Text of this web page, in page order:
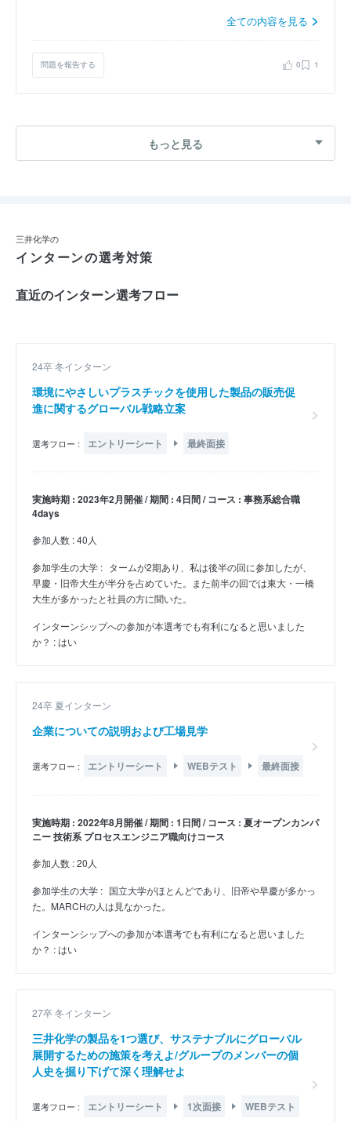
全ての内容を見る
問題を報告する 0 1
もっと見る
三井化学の
インターンの選考対策
直近のインターン選考フロー
24卒 冬インターン
環境にやさしいプラスチックを使用した製品の販売促
進に関するグローバル戦略立案
選考フロー : エントリーシート 最終面接
実施時期 : 2023年2月開催 / 期間 : 4日間 / コース : 事務系総合職
4days
参加人数 : 40人
参加学生の大学 : タームが2期あり、私は後半の回に参加したが、
早慶・旧帝大生が半分を占めていた。また前半の回では東大・一橋
大生が多かったと社員の方に聞いた。
インターンシップへの参加が本選考でも有利になると思いました
か？ : はい
24卒 夏インターン
企業についての説明および工場見学
選考フロー : エントリーシート WEBテスト 最終面接
実施時期 : 2022年8月開催 / 期間 : 1日間 / コース : 夏オープンカンパ
ニー 技術系 プロセスエンジニア職向けコース
参加人数 : 20人
参加学生の大学 : 国立大学がほとんどであり、旧帝や早慶が多かっ
た。MARCHの人は見なかった。
インターンシップへの参加が本選考でも有利になると思いました
か？ : はい
27卒 冬インターン
三井化学の製品を1つ選び、サステナブルにグローバル
展開するための施策を考えよ/グループのメンバーの個
人史を掘り下げて深く理解せよ
選考フロー : エントリーシート 1次面接 WEBテスト